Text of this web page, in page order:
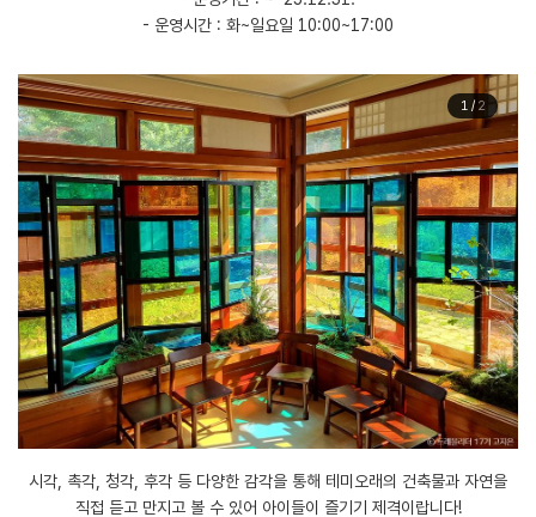
- 운영시간 : 화~일요일 10:00~17:00
1/ 2
시각, 촉각, 청각, 후각 등 다양한 감각을 통해 테미오래의 건축물과 자연을
직접 듣고 만지고 볼 수 있어 아이들이 즐기기 제격이랍니다!